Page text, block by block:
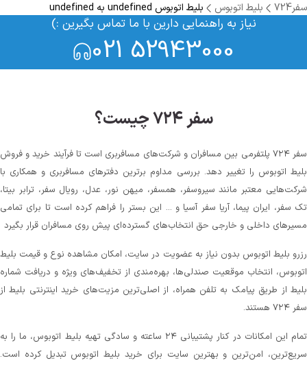
سفر724 بلیط اتوبوس بلیط اتوبوس undefined به undefined
نیاز به راهنمایی دارین با ما تماس بگیرین :)
021 52943000
سفر ۷۲۴ چیست؟
سفر ۷۲۴ پلتفرمی بین مسافران و شرکت‌های مسافربری است تا فرآیند خرید و فروش
بلیط اتوبوس را تغییر دهد. بررسی مداوم برترین دفترهای مسافربری و همکاری با
شرکت‌هایی معتبر مانند سیروسفر، همسفر، میهن‌ نور، عدل، رویال سفر، ترابر بیتا،
تک سفر، ایران پیما، آریا سفر آسیا و ... این بستر را فراهم کرده است تا برای تمامی
مسیرهای داخلی و خارجی حق انتخاب‌های گسترده‌ای پیش روی مسافران قرار بگیرد
رزرو بلیط اتوبوس بدون نیاز به عضویت در سایت، امکان مشاهده نوع و قیمت بلیط
اتوبوس، انتخاب موقعیت صندلی‌ها، بهره‌مندی از تخفیف‌های ویژه و دریافت شماره‌
بلیط از طریق پیامک به تلفن همراه، از اصلی‌ترین مزیت‌های خرید اینترنتی بلیط از
سفر ۷۲۴ هستند.
تمام این امکانات در کنار پشتیبانی‌ ۲۴ ساعته و سادگی تهیه بلیط اتوبوس، ما را به
سریع‌ترین، امن‌ترین و بهترین سایت برای خرید بلیط اتوبوس تبدیل کرده است.